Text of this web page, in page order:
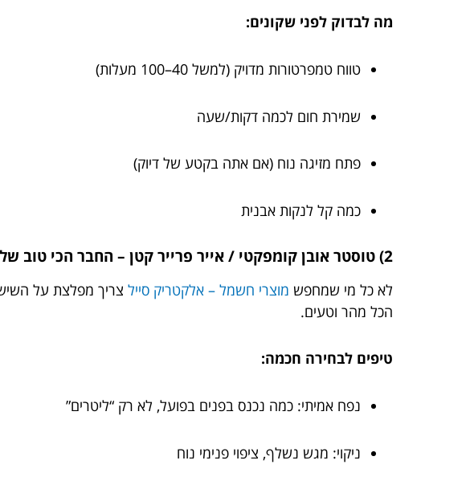
מה לבדוק לפני שקונים:
טווח טמפרטורות מדויק (למשל 40–100 מעלות)
שמירת חום לכמה דקות/שעה
פתח מזיגה נוח (אם אתה בקטע של דיוק)
כמה קל לנקות אבנית
2) טוסטר אובן קומפקטי / אייר פרייר קטן – החבר הכי טוב של ארוחות מהירות
לא כל מי שמחפש מוצרי חשמל – אלקטריק סייל צריך מפלצת על
הכל מהר וטעים.
טיפים לבחירה חכמה:
נפח אמיתי: כמה נכנס בפנים בפועל, לא רק “ליטרים”
ניקוי: מגש נשלף, ציפוי פנימי נוח